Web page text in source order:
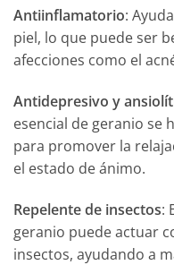
Antiinflamatorio:
piel, lo que puede ser
afecciones como el
Antidepresivo y
esencial de geranio se
para promover la
el estado de ánimo.
Repelente de insectos:
geranio puede actuar
insectos, ayudando a